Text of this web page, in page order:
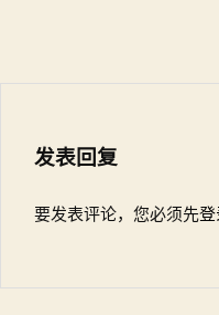
发表回复
要发表评论，您必须先登